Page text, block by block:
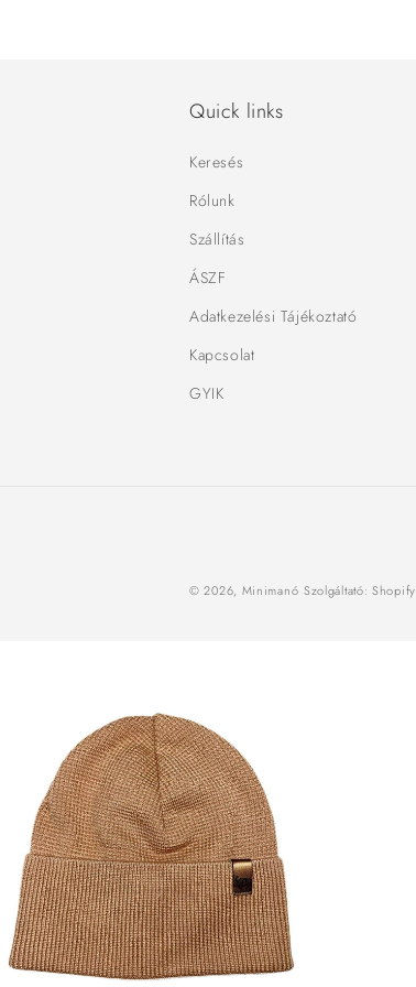
Quick links
Keresés
Rólunk
Szállítás
ÁSZF
Adatkezelési Tájékoztató
Kapcsolat
GYIK
© 2026, Minimanó Szolgáltató: Shopify